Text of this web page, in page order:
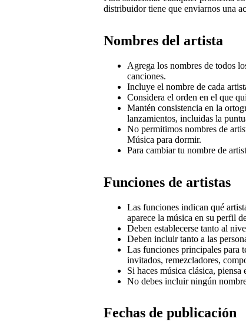
distribuidor tiene que enviarnos una
Nombres del artista
Agrega los nombres de todos
canciones.
Incluye el nombre de cada
Considera el orden en el que
Mantén consistencia en la
lanzamientos, incluidas la
No permitimos nombres de
Música para dormir.
Para cambiar tu nombre de
Funciones de artistas
Las funciones indican qué
aparece la música en su perfil
Deben establecerse tanto al
Deben incluir tanto a las
Las funciones principales para
invitados, remezcladores,
Si haces música clásica,
No debes incluir ningún
Fechas de publicación